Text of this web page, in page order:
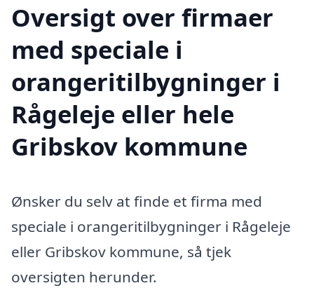
Oversigt over firmaer
med speciale i
orangeritilbygninger i
Rågeleje eller hele
Gribskov kommune
Ønsker du selv at finde et firma med
speciale i orangeritilbygninger i Rågeleje
eller Gribskov kommune, så tjek
oversigten herunder.